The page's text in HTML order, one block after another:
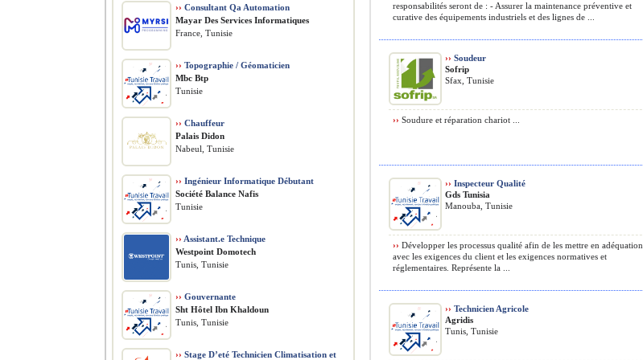
responsabilités seront de : - Assurer la maintenance préventive et
curative des équipements industriels et des lignes de ...
›› Soudeur
Sofrip
Sfax, Tunisie
›› Soudure et réparation chariot ...
›› Inspecteur Qualité
Gds Tunisia
Manouba, Tunisie
›› Développer les processus qualité afin de les mettre en adéquation
avec les exigences du client et les exigences normatives et
réglementaires. Représente la ...
›› Technicien Agricole
Agridis
Tunis, Tunisie
›› Consultant Qa Automation
Mayar Des Services Informatiques
France, Tunisie
›› Topographie / Géomaticien
Mbc Btp
Tunisie
›› Chauffeur
Palais Didon
Nabeul, Tunisie
›› Ingénieur Informatique Débutant
Société Balance Nafis
Tunisie
›› Assistant.e Technique
Westpoint Domotech
Tunis, Tunisie
›› Gouvernante
Sht Hôtel Ibn Khaldoun
Tunis, Tunisie
›› Stage D’eté Technicien Climatisation et